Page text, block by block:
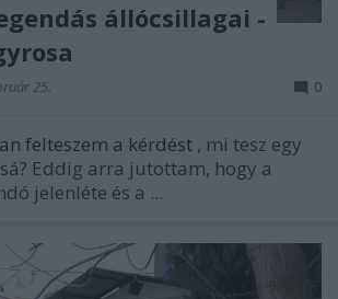
állócsillagai -
25. 0
felteszem a kérdést , mi tesz egy
Eddig arra jutottam, hogy a
jelenléte és a ...